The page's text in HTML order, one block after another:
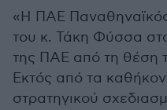
«Η ΠΑΕ
του κ. Τάκη Φύσσα
της ΠΑΕ από τη θέση
Εκτός από τα
στρατηγικού